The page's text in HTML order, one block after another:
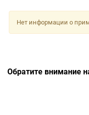
Нет информации о
Обратите внимание